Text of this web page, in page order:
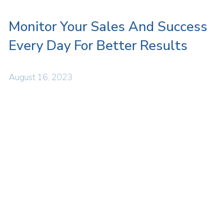
Monitor Your Sales And Success
Every Day For Better Results
August 16, 2023